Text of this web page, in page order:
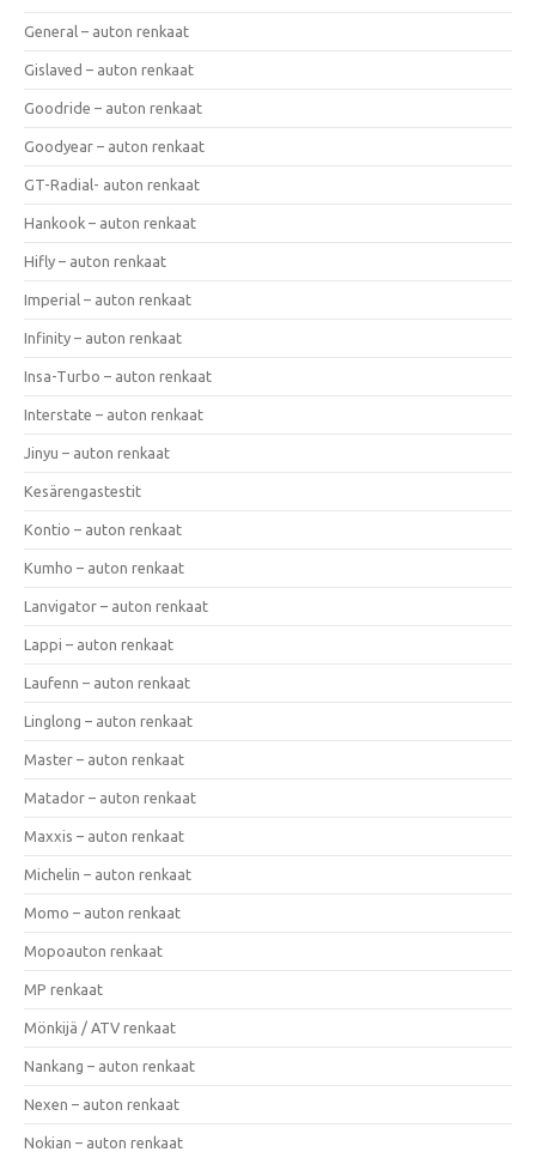
General – auton renkaat
Gislaved – auton renkaat
Goodride – auton renkaat
Goodyear – auton renkaat
GT-Radial- auton renkaat
Hankook – auton renkaat
Hifly – auton renkaat
Imperial – auton renkaat
Infinity – auton renkaat
Insa-Turbo – auton renkaat
Interstate – auton renkaat
Jinyu – auton renkaat
Kesärengastestit
Kontio – auton renkaat
Kumho – auton renkaat
Lanvigator – auton renkaat
Lappi – auton renkaat
Laufenn – auton renkaat
Linglong – auton renkaat
Master – auton renkaat
Matador – auton renkaat
Maxxis – auton renkaat
Michelin – auton renkaat
Momo – auton renkaat
Mopoauton renkaat
MP renkaat
Mönkijä / ATV renkaat
Nankang – auton renkaat
Nexen – auton renkaat
Nokian – auton renkaat